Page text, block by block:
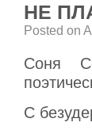
НЕ
Posted on
Соня
С